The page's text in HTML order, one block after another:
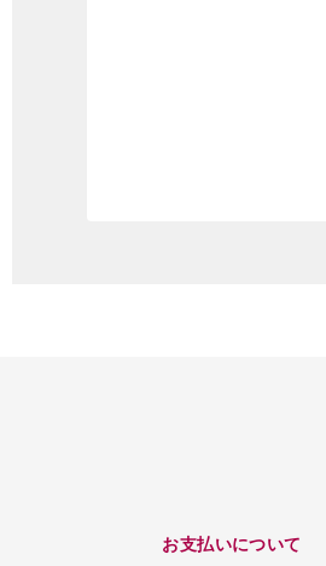
お支払いについて